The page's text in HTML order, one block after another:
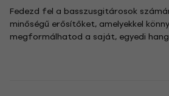
Fedezd fel a basszusgitárosok
minőségű erősítőket, amelyekkel
megformálhatod a saját, egyedi